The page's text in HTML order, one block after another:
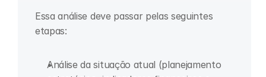
Essa análise deve passar pelas seguintes
etapas:
Análise da situação atual (planejamento